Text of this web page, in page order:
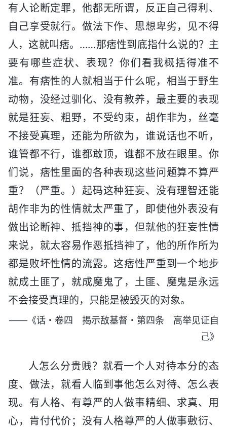
有人论断定罪，他都无所谓，反正自己得利、
自己享受就行。做法下作、思想卑劣，见不得
人，这就叫痞。……那痞性到底指什么说的？主
要有哪些症状、表现？你们看我概括得准不
准。有痞性的人就相当于什么呢，相当于野生
动物，没经过驯化、没有教养，最主要的表现
就是狂妄、粗野，不受约束，胡作非为，丝毫
不接受真理，还能为所欲为，谁说话也不听，
谁管都不行，谁都敢顶，谁都不放在眼里。你
们说，痞性里面的各种表现这些问题算不算严
重？（严重。）起码这种狂妄、没有理智还能
胡作非为的性情就太严重了，即使他外表没有
做出论断神、抵挡神的事，但就他的狂妄性情
来说，就太容易作恶抵挡神了，他的所作所为
都是败坏性情的流露。这痞性严重到一个地步
就成土匪了，就成魔鬼了，土匪、魔鬼是永远
不会接受真理的，只能是被毁灭的对象。
——《话・卷四 揭示敌基督・第四条 高举见证自
己》
人怎么分贵贱？就看一个人对待本分的态
度、做法，就看人临到事他怎么对待、怎么表
现。有人格、有尊严的人做事精细、求真、用
心，肯付代价；没有人格尊严的人做事敷衍、